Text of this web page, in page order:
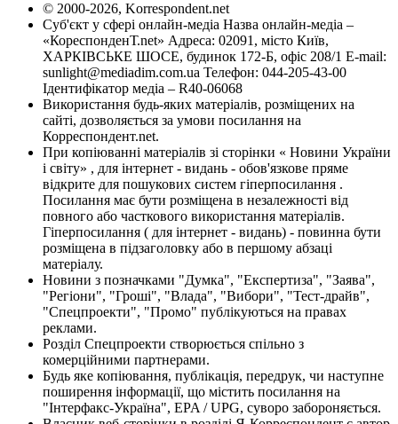
© 2000-2026, Korrespondent.net
Суб'єкт у сфері онлайн-медіа Назва онлайн-медіа –
«КореспонденТ.net» Адреса: 02091, місто Київ,
ХАРКІВСЬКЕ ШОСЕ, будинок 172-Б, офіс 208/1 E-mail:
sunlight@mediadim.com.ua Телефон: 044-205-43-00
Ідентифікатор медіа – R40-06068
Використання будь-яких матеріалів, розміщених на
сайті, дозволяється за умови посилання на
Корреспондент.net.
При копіюванні матеріалів зі сторінки « Новини України
і світу» , для інтернет - видань - обов'язкове пряме
відкрите для пошукових систем гіперпосилання .
Посилання має бути розміщена в незалежності від
повного або часткового використання матеріалів.
Гіперпосилання ( для інтернет - видань) - повинна бути
розміщена в підзаголовку або в першому абзаці
матеріалу.
Новини з позначками "Думка", "Експертиза", "Заява",
"Регіони", "Гроші", "Влада", "Вибори", "Тест-драйв",
"Спецпроекти", "Промо" публікуються на правах
реклами.
Розділ Спецпроекти створюється спільно з
комерційними партнерами.
Будь яке копіювання, публікація, передрук, чи наступне
поширення інформації, що містить посилання на
"Інтерфакс-Україна", EPA / UPG, суворо забороняється.